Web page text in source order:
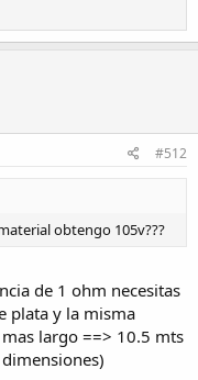
#512
obtengo 105v???
de 1 ohm necesitas
plata y la misma
largo ==> 10.5 mts